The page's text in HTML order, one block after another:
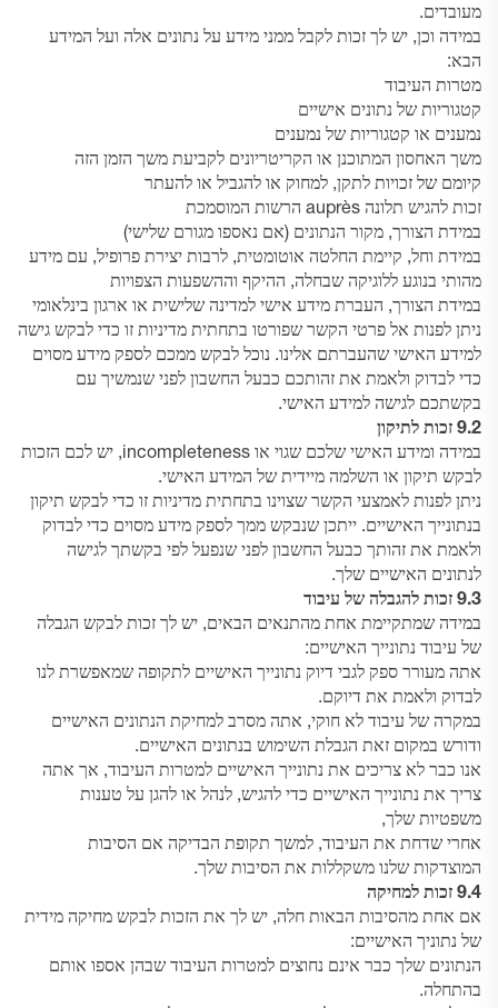
מעובדים.
במידה וכן, יש לך זכות לקבל ממני מידע על נתונים אלה ועל המידע
הבא:
מטרות העיבוד
קטגוריות של נתונים אישיים
נמענים או קטגוריות של נמענים
משך האחסון המתוכנן או הקריטריונים לקביעת משך הזמן הזה
קיומם של זכויות לתקן, למחוק או להגביל או להעתר
זכות להגיש תלונה auprès הרשות המוסמכת
במידת הצורך, מקור הנתונים (אם נאספו מגורם שלישי)
במידת וחל, קיימת החלטה אוטומטית, לרבות יצירת פרופיל, עם מידע
מהותי בנוגע ללוגיקה שבחלה, ההיקף וההשפעות הצפויות
במידת הצורך, העברת מידע אישי למדינה שלישית או ארגון בינלאומי
ניתן לפנות אל פרטי הקשר שפורטו בתחתית מדיניות זו כדי לבקש גישה
למידע האישי שהעברתם אלינו. נוכל לבקש ממכם לספק מידע מסוים
כדי לבדוק ולאמת את זהותכם כבעל החשבון לפני שנמשיך עם
בקשתכם לגישה למידע האישי.
9.2 זכות לתיקון
במידה ומידע האישי שלכם שגוי או incompleteness, יש לכם הזכות
לבקש תיקון או השלמה מיידית של המידע האישי.
ניתן לפנות לאמצעי הקשר שצוינו בתחתית מדיניות זו כדי לבקש תיקון
בנתונייך האישיים. ייתכן שנבקש ממך לספק מידע מסוים כדי לבדוק
ולאמת את זהותך כבעל החשבון לפני שנפעל לפי בקשתך לגישה
לנתונים האישיים שלך.
9.3 זכות להגבלה של עיבוד
במידה שמתקיימת אחת מהתנאים הבאים, יש לך זכות לבקש הגבלה
של עיבוד נתונייך האישיים:
אתה מעורר ספק לגבי דיוק נתונייך האישיים לתקופה שמאפשרת לנו
לבדוק ולאמת את דיוקם.
במקרה של עיבוד לא חוקי, אתה מסרב למחיקת הנתונים האישיים
ודורש במקום זאת הגבלת השימוש בנתונים האישיים.
אנו כבר לא צריכים את נתונייך האישיים למטרות העיבוד, אך אתה
צריך את נתונייך האישיים כדי להגיש, לנהל או להגן על טענות
משפטיות שלך,
אחרי שדחת את העיבוד, למשך תקופת הבדיקה אם הסיבות
המוצדקות שלנו משקללות את הסיבות שלך.
9.4 זכות למחיקה
אם אחת מהסיבות הבאות חלה, יש לך את הזכות לבקש מחיקה מידית
של נתוניך האישיים:
הנתונים שלך כבר אינם נחוצים למטרות העיבוד שבהן אספו אותם
בהתחלה.